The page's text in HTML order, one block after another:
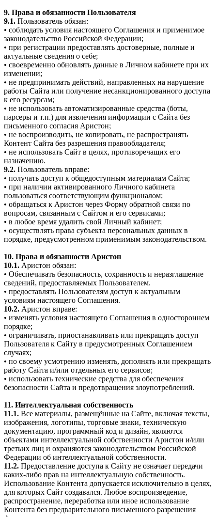
9. Права и обязанности Пользователя
9.1. Пользователь обязан:
• соблюдать условия настоящего Соглашения и применимое
законодательство Российской Федерации;
• при регистрации предоставлять достоверные, полные и
актуальные сведения о себе;
• своевременно обновлять данные в Личном кабинете при их
изменении;
• не предпринимать действий, направленных на нарушение
работы Сайта или получение несанкционированного доступа
к его ресурсам;
• не использовать автоматизированные средства (боты,
парсеры и т.п.) для извлечения информации с Сайта без
письменного согласия Аристон;
• не воспроизводить, не копировать, не распространять
Контент Сайта без разрешения правообладателя;
• не использовать Сайт в целях, противоречащих его
назначению.
9.2. Пользователь вправе:
• получать доступ к общедоступным материалам Сайта;
• при наличии активированного Личного кабинета
пользоваться соответствующим функционалом;
• обращаться к Аристон через Форму обратной связи по
вопросам, связанным с Сайтом и его сервисами;
• в любое время удалить свой Личный кабинет;
• осуществлять права субъекта персональных данных в
порядке, предусмотренном применимым законодательством.
10. Права и обязанности Аристон
10.1. Аристон обязан:
• Обеспечивать безопасность, сохранность и неразглашение
сведений, предоставляемых Пользователем.
• предоставлять Пользователям доступ к актуальным
условиям настоящего Соглашения.
10.2. Аристон вправе:
• изменять условия настоящего Соглашения в одностороннем
порядке;
• ограничивать, приостанавливать или прекращать доступ
Пользователя к Сайту в предусмотренных Соглашением
случаях;
• по своему усмотрению изменять, дополнять или прекращать
работу Сайта и/или отдельных его сервисов;
• использовать технические средства для обеспечения
безопасности Сайта и предотвращения злоупотреблений.
11. Интеллектуальная собственность
11.1. Все материалы, размещённые на Сайте, включая тексты,
изображения, логотипы, торговые знаки, техническую
документацию, программный код и дизайн, являются
объектами интеллектуальной собственности Аристон и/или
третьих лиц и охраняются законодательством Российской
Федерации об интеллектуальной собственности.
11.2. Предоставление доступа к Сайту не означает передачи
каких-либо прав на интеллектуальную собственность.
Использование Контента допускается исключительно в целях,
для которых Сайт создавался. Любое воспроизведение,
распространение, переработка или иное использование
Контента без предварительного письменного разрешения